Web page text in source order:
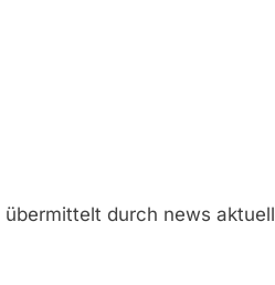
durch news aktuell